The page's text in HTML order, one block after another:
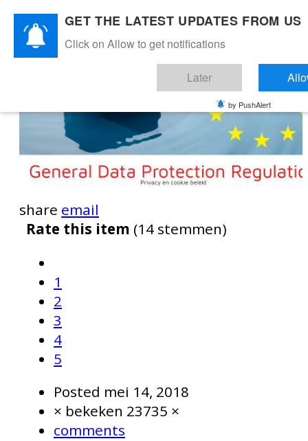
share email
Rate this item (14 stemmen)
1
2
3
4
5
Posted mei 14, 2018
× bekeken 23735 ×
comments
GET THE LATEST UPDATES FROM US
Click on Allow to get notifications
Later
by PushAlert